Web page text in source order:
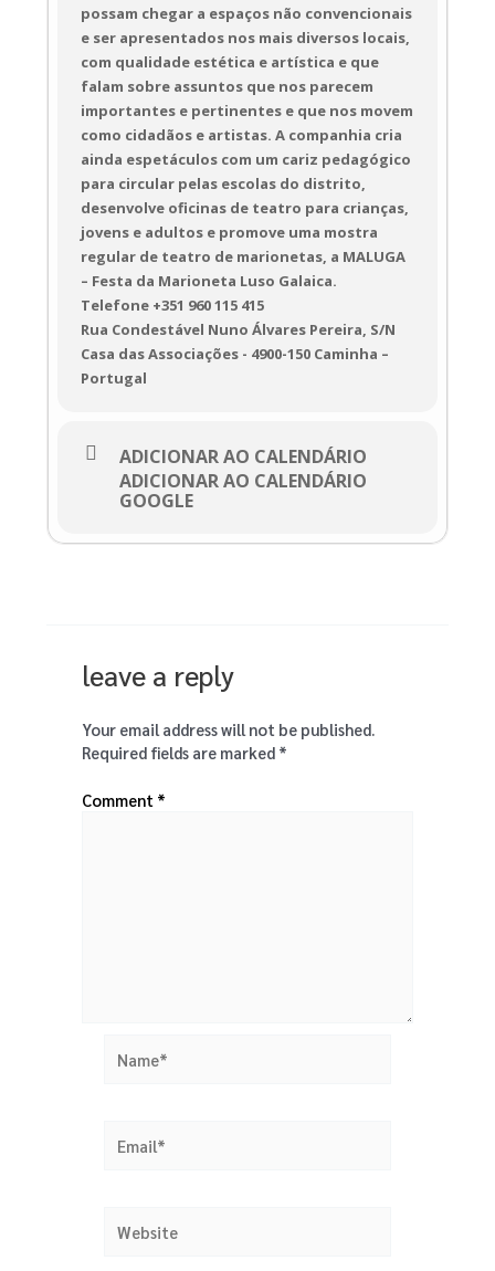
possam chegar a espaços não convencionais
e ser apresentados nos mais diversos locais,
com qualidade estética e artística e que
falam sobre assuntos que nos parecem
importantes e pertinentes e que nos movem
como cidadãos e artistas. A companhia cria
ainda espetáculos com um cariz pedagógico
para circular pelas escolas do distrito,
desenvolve oficinas de teatro para crianças,
jovens e adultos e promove uma mostra
regular de teatro de marionetas, a MALUGA
– Festa da Marioneta Luso Galaica.
Telefone +351 960 115 415
Rua Condestável Nuno Álvares Pereira, S/N
Casa das Associações - 4900-150 Caminha –
Portugal
ADICIONAR AO CALENDÁRIO
ADICIONAR AO CALENDÁRIO
GOOGLE
leave a reply
Your email address will not be published.
Required fields are marked *
Comment *